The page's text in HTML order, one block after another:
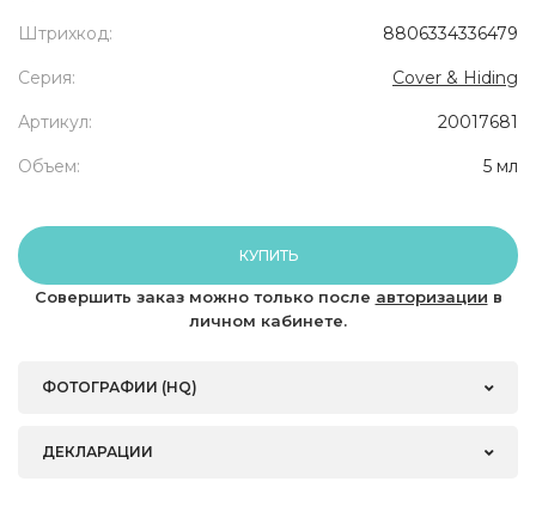
Штрихкод: 8806334336479
Серия: Cover & Hiding
Артикул: 20017681
Объем: 5 мл
КУПИТЬ
Совершить заказ можно только после авторизации в
личном кабинете.
ФОТОГРАФИИ (HQ)
ДЕКЛАРАЦИИ